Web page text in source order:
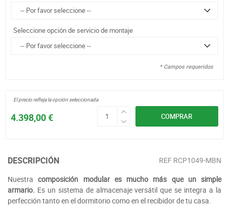
Seleccione opción de servicio de montaje
* Campos requeridos
COMPRAR
4.398,00 €
El precio refleja la opción seleccionada
DESCRIPCIÓN REF RCP1049-MBN
Nuestracomposición modular es mucho más que un simple
armario. Es un sistema de almacenaje versátil que se integra a la
perfección tanto en el dormitorio como en el recibidor de tu casa.